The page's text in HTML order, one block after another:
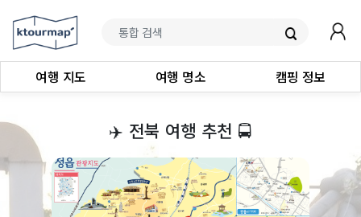
여행 지도 여행 명소 캠핑 정보
‍✈️ 전북 여행 추천 🚍